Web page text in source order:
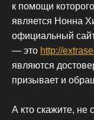
к помощи
является Нонна
официальный
— это http://
являются
призывает и
А кто скажите,